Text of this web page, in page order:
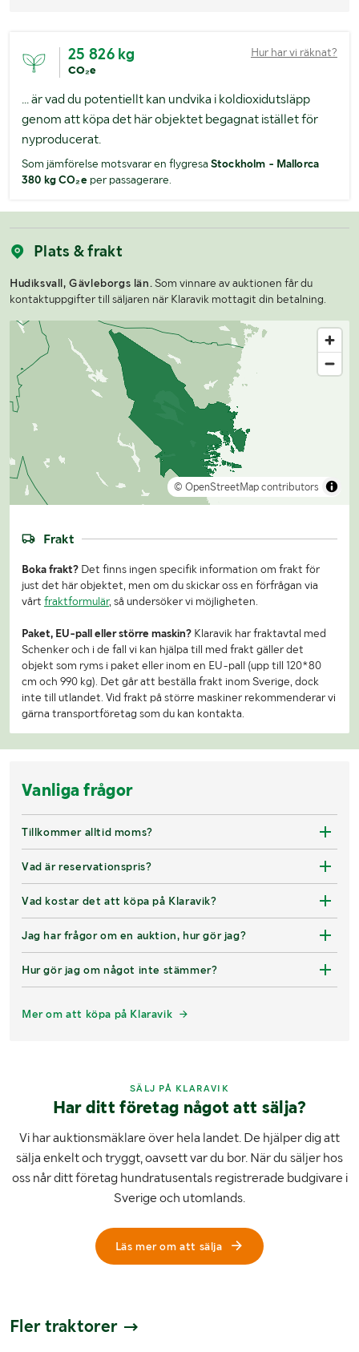
25 826 kg
CO₂e
Hur har vi räknat?
... är vad du potentiellt kan undvika i koldioxidutsläpp
genom att köpa det här objektet begagnat istället för
nyproducerat.
Som jämförelse motsvarar en flygresa Stockholm - Mallorca
380 kg CO₂eper passagerare.
Plats & frakt
Hudiksvall, Gävleborgs län.Som vinnare av auktionen får du
kontaktuppgifter till säljaren när Klaravik mottagit din betalning.
© OpenStreetMap contributors
Frakt
Boka frakt? Det finns ingen specifik information om frakt för
just det här objektet, men om du skickar oss en förfrågan via
vårt fraktformulär, så undersöker vi möjligheten.
Paket, EU-pall eller större maskin? Klaravik har fraktavtal med
Schenker och i de fall vi kan hjälpa till med frakt gäller det
objekt som ryms i paket eller inom en EU-pall (upp till 120*80
cm och 990 kg). Det går att beställa frakt inom Sverige, dock
inte till utlandet. Vid frakt på större maskiner rekommenderar vi
gärna transportföretag som du kan kontakta.
Vanliga frågor
Tillkommer alltid moms?
Vad är reservationspris?
Vad kostar det att köpa på Klaravik?
Jag har frågor om en auktion, hur gör jag?
Hur gör jag om något inte stämmer?
Mer om att köpa på Klaravik
SÄLJ PÅ KLARAVIK
Har ditt företag något att sälja?
Vi har auktionsmäklare över hela landet. De hjälper dig att
sälja enkelt och tryggt, oavsett var du bor. När du säljer hos
oss når ditt företag hundratusentals registrerade budgivare i
Sverige och utomlands.
Läs mer om att sälja
Fler traktorer